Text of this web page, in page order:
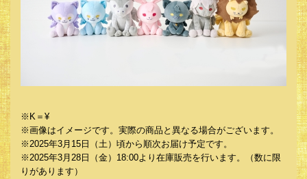
※K＝¥
※画像はイメージです。実際の商品と異なる場合がございます。
※2025年3月15日（土）頃から順次お届け予定です。
※2025年3月28日（金）18:00より在庫販売を行います。（数に限
りがあります）